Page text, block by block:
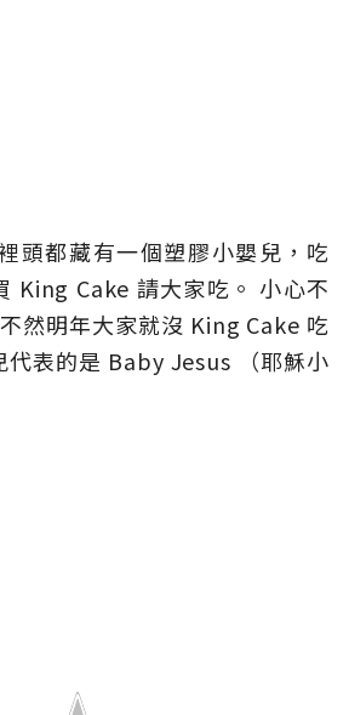
頭都藏有一個塑膠小嬰兒，吃
King Cake 請大家吃。 小心不
然明年大家就沒 King Cake 吃
代表的是 Baby Jesus （耶穌小